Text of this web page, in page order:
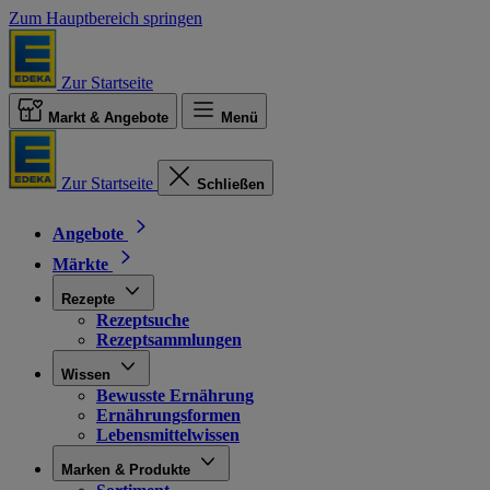
Zum Hauptbereich springen
Zur Startseite
Markt & Angebote Menü
Zur Startseite Schließen
Angebote
Märkte
Rezepte
Rezeptsuche
Rezeptsammlungen
Wissen
Bewusste Ernährung
Ernährungsformen
Lebensmittelwissen
Marken & Produkte